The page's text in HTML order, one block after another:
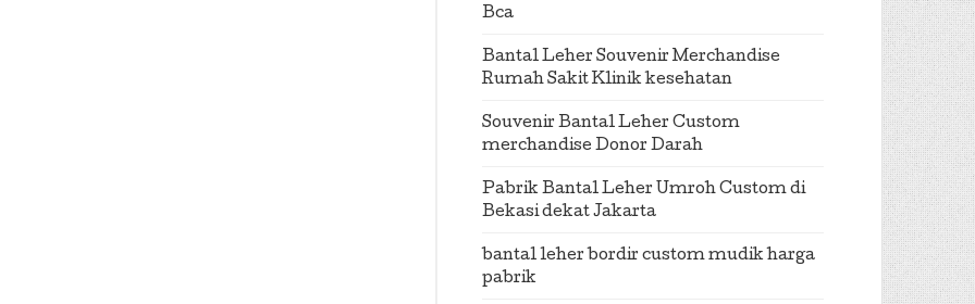
Bca
Bantal Leher Souvenir Merchandise
Rumah Sakit Klinik kesehatan
Souvenir Bantal Leher Custom
merchandise Donor Darah
Pabrik Bantal Leher Umroh Custom di
Bekasi dekat Jakarta
bantal leher bordir custom mudik harga
pabrik